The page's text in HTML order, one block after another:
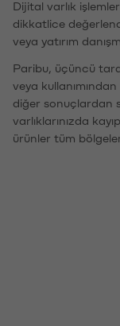
Dijital varlık
dikkatlice
veya yatırım
Paribu, üçüncü
veya
diğer sonuçlardan
varlıklarınızda
ürünler tüm